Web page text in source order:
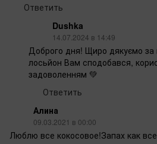
Ответить
Dushka
14.07.2024 в 14:49
Доброго дня! Щиро дякуємо за
лосьйон Вам сподобався,
задоволенням 💚
Ответить
Алина
09.03.2021 в 00:00
Люблю все кокосовое!Запах как